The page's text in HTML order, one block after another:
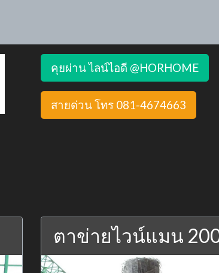
คุยผ่าน ไลน์ไอดี @HORHOME
สายด่วน โทร 081-4674663
ตาข่ายไวน์แมน